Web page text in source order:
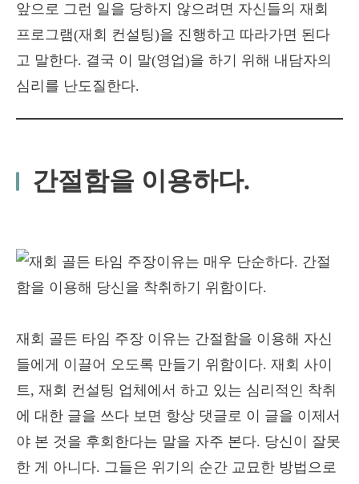
앞으로 그런 일을 당하지 않으려면 자신들의 재회
프로그램(재회 컨설팅)을 진행하고 따라가면 된다
고 말한다. 결국 이 말(영업)을 하기 위해 내담자의
심리를 난도질한다.
간절함을 이용하다.
재회 골든 타임 주장 이유는 간절함을 이용해 자신
들에게 이끌어 오도록 만들기 위함이다. 재회 사이
트, 재회 컨설팅 업체에서 하고 있는 심리적인 착취
에 대한 글을 쓰다 보면 항상 댓글로 이 글을 이제서
야 본 것을 후회한다는 말을 자주 본다. 당신이 잘못
한 게 아니다. 그들은 위기의 순간 교묘한 방법으로